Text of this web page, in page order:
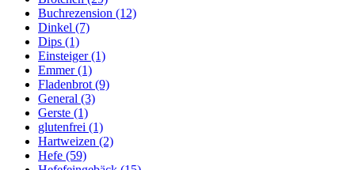
Buchrezension (12)
Dinkel (7)
Dips (1)
Einsteiger(1)
Emmer(1)
Fladenbrot (9)
General (3)
Gerste (1)
glutenfrei (1)
Hartweizen (2)
Hefe (59)